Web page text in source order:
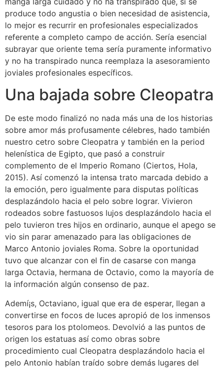
produce todo angustia o bien necesidad de asistencia,
lo mejor es recurrir en profesionales especializados
referente a completo campo de acción. Serí­a esencial
subrayar que oriente tema serí­a puramente informativo
y no ha transpirado nunca reemplaza la asesoramiento
joviales profesionales especí­ficos.
Una bajada sobre Cleopatra
De este modo finalizó no nada más una de los historias
sobre amor más profusamente célebres, hado también
nuestro cetro sobre Cleopatra y también en la period
helenística de Egipto, que pasó a construir
complemento de el Imperio Romano (Ciertos, Hola,
2015). Así comenzó la intensa trato marcada debido a
la emoción, pero igualmente para disputas políticas
desplazándolo hacia el pelo sobre lograr. Vivieron
rodeados sobre fastuosos lujos desplazándolo hacia el
pelo tuvieron tres hijos en ordinario, aunque el apego se
vio sin parar amenazado para las obligaciones de
Marco Antonio joviales Roma. Sobre la oportunidad
tuvo que alcanzar con el fin de casarse con manga
larga Octavia, hermana de Octavio, como la mayoría de
la información algún consenso de paz.
Ademí¡s, Octaviano, igual que era de esperar, llegan a
convertirse en focos de luces apropió de los inmensos
tesoros para los ptolomeos. Devolvió a las puntos de
origen los estatuas así­ como obras sobre
procedimiento cual Cleopatra desplazándolo hacia el
pelo Antonio habían traído sobre demás lugares del